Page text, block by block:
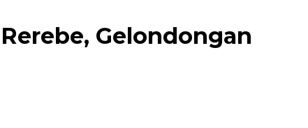
Gelondongan